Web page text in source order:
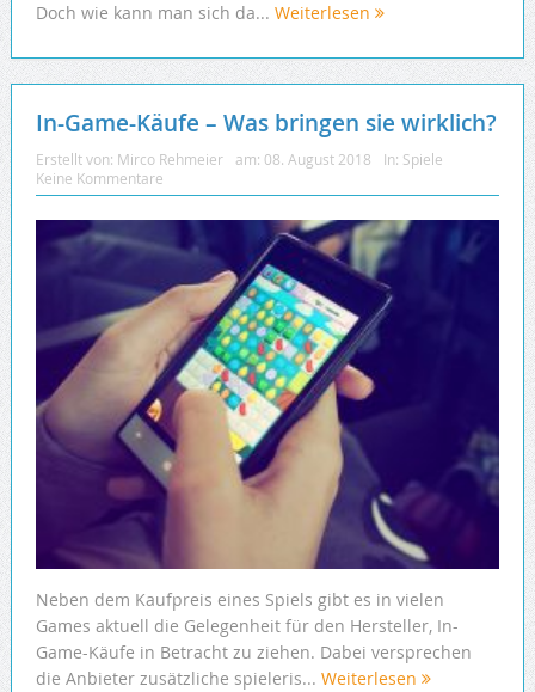
Doch wie kann man sich da... Weiterlesen
In-Game-Käufe – Was bringen sie wirklich?
Erstellt von: Mirco Rehmeier am: 08. August 2018 In: Spiele
Keine Kommentare
Neben dem Kaufpreis eines Spiels gibt es in vielen
Games aktuell die Gelegenheit für den Hersteller, In-
Game-Käufe in Betracht zu ziehen. Dabei versprechen
die Anbieter zusätzliche spieleris... Weiterlesen